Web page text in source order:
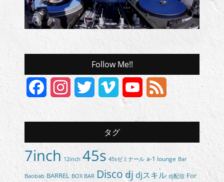
Follow Me!!
FacebookInstagram
Twitter Vimeo
YouTubeFeed
タグ
7inch 12inch 45s 45sゼミナール a-1 lounge Bar
Baobab BARREL BOX BAR Disco dj djスキル dj配信 For